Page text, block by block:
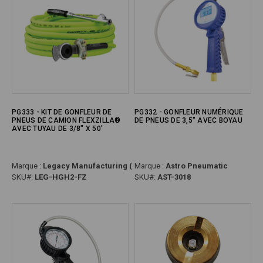
PG333 - KIT DE GONFLEUR DE
PNEUS DE CAMION FLEXZILLA®
AVEC TUYAU DE 3/8" X 50'
Marque : Legacy Manufacturing (Flexzilla)
SKU#: LEG-HGH2-FZ
PG332 - GONFLEUR NUMÉRIQUE
DE PNEUS DE 3,5" AVEC BOYAU
Marque : Astro Pneumatic
SKU#: AST-3018